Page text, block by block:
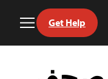
Get Help